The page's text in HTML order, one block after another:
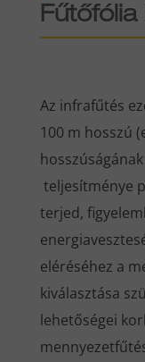
Fűtőfólia
Az infrafűtés
100 m hosszú
teljesítménye
terjed,
eléréséhez a
kiválasztása
lehetőségei